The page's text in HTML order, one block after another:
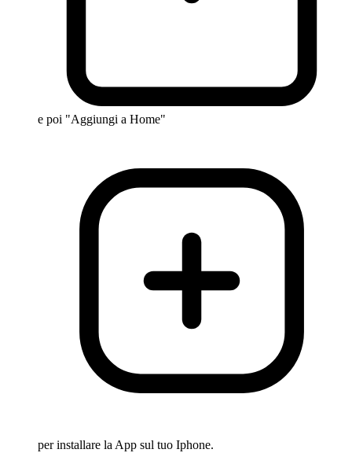
e poi "Aggiungi a Home"
per installare la App sul tuo Iphone.